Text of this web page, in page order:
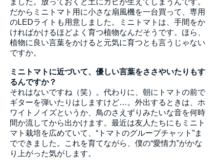
ました。放っておくと土にカビが生えてしまうんです。
だからミニトマト用に小さな扇風機を一台買って、専用
のLEDライトも用意しました。ミニトマトは、手間をか
ければかけるほどよく育つ植物なんだそうです。ほら、
植物に良い言葉をかけると元気に育つとも言うじゃない
ですか。
ミニトマトに近づいて、優しい言葉をささやいたりもす
るんですか？
それはないですね（笑）。代わりに、朝にトマトの前で
ギターを弾いたりはしますけど…。外出するときは、ホ
ワイトノイズというか、鳥のさえずりみたいな音を何時
間か流してから出かけます。最近は友人たちにもミニト
マト栽培を広めていて、“トマトのグループチャット”ま
でできました。これを育てながら、僕の“愛情力”がかな
り上がった気がします。